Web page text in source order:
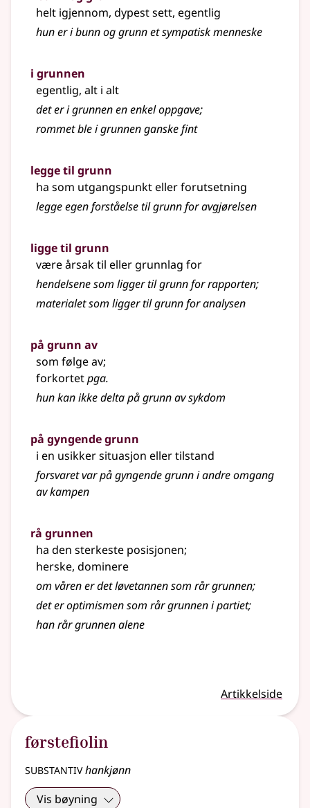
helt igjennom, dypest sett, egentlig
hun er ibunnog grunn et sympatisk menneske
i grunnen
egentlig, alt i alt
det er i grunnen en enkel oppgave;
rommet ble i grunnen ganske fint
legge til grunn
ha som utgangspunkt eller forutsetning
legge egen forståelse til grunn for avgjørelsen
ligge til grunn
være årsak til eller grunnlag for
hendelsene som ligger til grunn for rapporten;
materialet som ligger til grunn for analysen
på grunn av
som følge av;
forkortetpga.
hun kan ikke delta på grunn av sykdom
på gyngende grunn
i en usikker situasjon eller tilstand
forsvaret var på gyngende grunn i andre omgang
av kampen
rå grunnen
ha den sterkeste posisjonen;
herske, dominere
om våren er det løvetannen som rår grunnen;
det er optimismen som rår grunnen i partiet;
han rår grunnen alene
Artikkelside
førstefiolin
substantivhankjønn
Vis bøyning